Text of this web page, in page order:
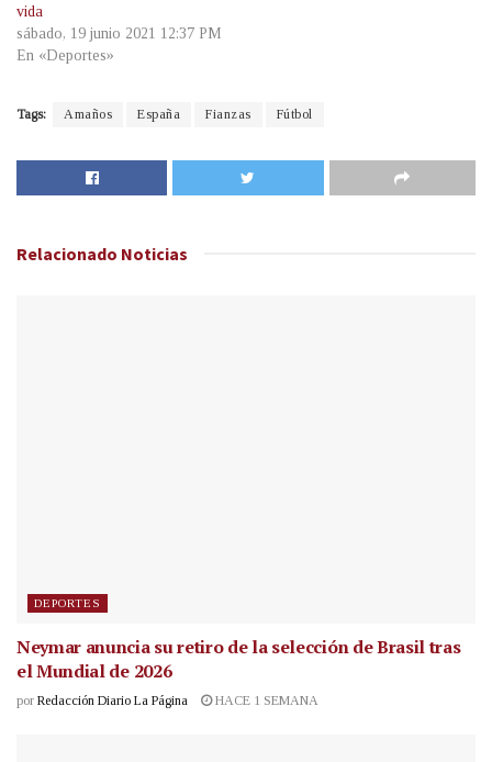
vida
sábado, 19 junio 2021 12:37 PM
En «Deportes»
Tags: Amaños España Fianzas Fútbol
Relacionado Noticias
DEPORTES
Neymar anuncia su retiro de la selección de Brasil tras
el Mundial de 2026
por Redacción Diario La Página HACE 1 SEMANA